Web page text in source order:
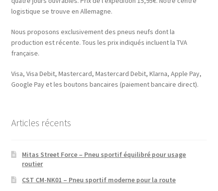
logistique se trouve en Allemagne.
Nous proposons exclusivement des pneus neufs dont la
production est récente. Tous les prix indiqués incluent la TVA
française.
Visa, Visa Debit, Mastercard, Mastercard Debit, Klarna, Apple Pay,
Google Pay et les boutons bancaires (paiement bancaire direct).
Articles récents
Mitas Street Force – Pneu sportif équilibré pour usage
routier
CST CM-NK01 – Pneu sportif moderne pour la route